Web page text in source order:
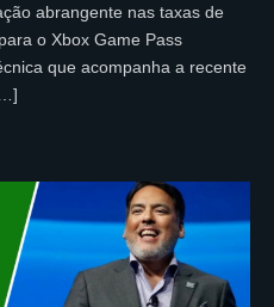
abrangente nas taxas de
o Xbox Game Pass
que acompanha a recente